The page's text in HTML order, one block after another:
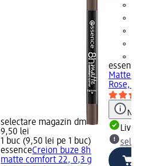
selectare magazin dm
9,50 lei
1 buc (9,50 lei pe 1 buc)
essenceCreion buze 8h
matte comfort 22, 0,3 g
essence
Matte
Rose,
Notă